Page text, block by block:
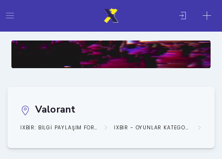
Valorant
IXBIR: BILGI PAYLAŞIM FORUMU IXBIR - OYUNLAR KATEGORISI